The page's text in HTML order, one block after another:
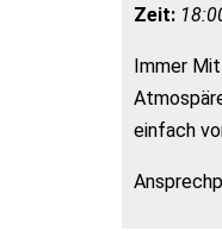
Zeit:
Immer
einfach